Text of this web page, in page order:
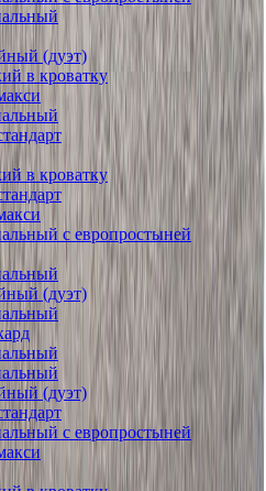
(дуэт)
в кроватку
в кроватку
с европростыней
(дуэт)
(дуэт)
с европростыней